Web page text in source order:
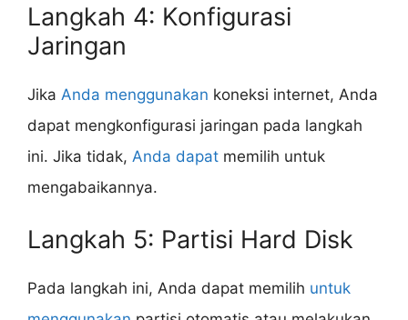
Langkah 4: Konfigurasi
Jaringan
Jika Anda menggunakan koneksi internet, Anda
dapat mengkonfigurasi jaringan pada langkah
ini. Jika tidak, Anda dapat memilih untuk
mengabaikannya.
Langkah 5: Partisi Hard Disk
Pada langkah ini, Anda dapat memilih untuk